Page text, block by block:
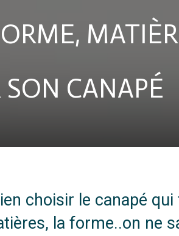
CANAPÉ
choisir le canapé
la forme..on ne